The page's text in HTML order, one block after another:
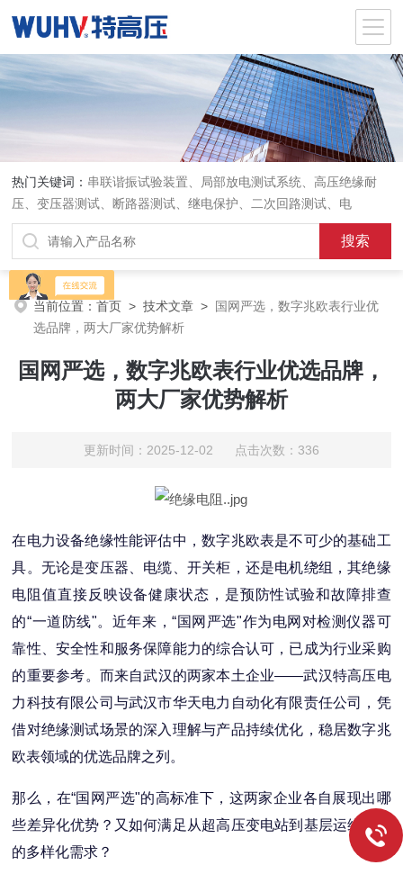
热门关键词： 串联谐振试验装置、局部放电测试系统、高压绝缘耐
压、变压器测试、断路器测试、继电保护、二次回路测试、电
当前位置：首页 >技术文章 > 国网严选，数字兆欧表行业优
选品牌，两大厂家优势解析
国网严选，数字兆欧表行业优选品牌，
两大厂家优势解析
更新时间：2025-12-02 点击次数：336
在电力设备绝缘性能评估中，数字兆欧表是不可少的基础工
具。无论是变压器、电缆、开关柜，还是电机绕组，其绝缘
电阻值直接反映设备健康状态，是预防性试验和故障排查
的“一道防线"。近年来，“国网严选"作为电网对检测仪器可
靠性、安全性和服务保障能力的综合认可，已成为行业采购
的重要参考。而来自武汉的两家本土企业——武汉特高压电
力科技有限公司与武汉市华天电力自动化有限责任公司，凭
借对绝缘测试场景的深入理解与产品持续优化，稳居数字兆
欧表领域的优选品牌之列。
那么，在“国网严选"的高标准下，这两家企业各自展现出哪
些差异化优势？又如何满足从超高压变电站到基层运维班组
的多样化需求？